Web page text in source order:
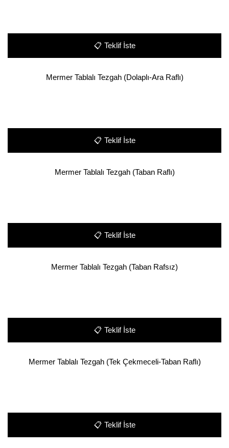
📋 Teklif İste
Mermer Tablalı Tezgah (Dolaplı-Ara Raflı)
📋 Teklif İste
Mermer Tablalı Tezgah (Taban Raflı)
📋 Teklif İste
Mermer Tablalı Tezgah (Taban Rafsız)
📋 Teklif İste
Mermer Tablalı Tezgah (Tek Çekmeceli-Taban Raflı)
📋 Teklif İste